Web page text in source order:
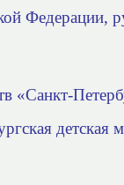
Федерации,
«Санкт-